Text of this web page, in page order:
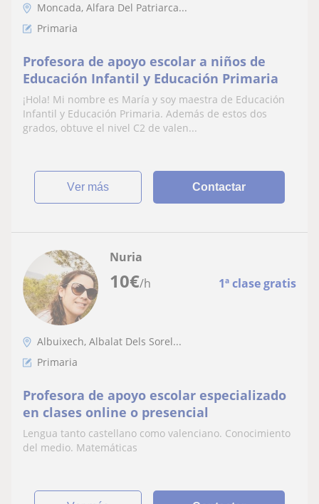
Moncada, Alfara Del Patriarca...
Primaria
Profesora de apoyo escolar a niños de
Educación Infantil y Educación Primaria
¡Hola! Mi nombre es María y soy maestra de Educación
Infantil y Educación Primaria. Además de estos dos
grados, obtuve el nivel C2 de valen...
ver más Contactar
10€/h 1ª clase gratis
Nuria
Albuixech, Albalat Dels Sorel...
Primaria
Profesora de apoyo escolar especializado
en clases online o presencial
Lengua tanto castellano como valenciano. Conocimiento
del medio. Matemáticas